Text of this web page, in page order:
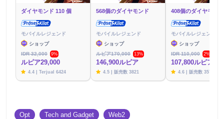
ダイヤモンド 110 個
モバイルレジェンド
ショップ
IDR 32,000
9%
ルピア29,000
4.4 | Terjual 6424
568個のダイヤモンド
モバイルレジェンド
ショップ
ルピア170,000
13%
146,900ルピア
4.5 | 販売数 3821
408個のダイヤモンド
モバイルレジェンド
ショップ
IDR 110,000
2%
107,800ルピア
4.6 | 販売数 3576
Opt Tech and Gadget Web2